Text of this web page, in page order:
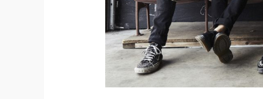
« Heaven
:x
Hell »